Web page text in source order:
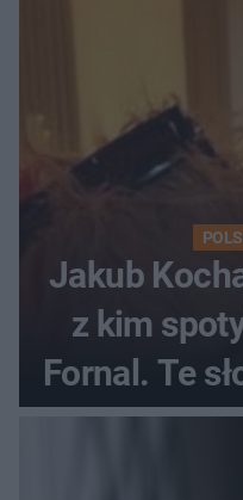
Jakub
z kim
Fornal. Te